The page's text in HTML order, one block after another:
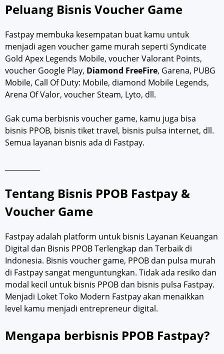
Peluang Bisnis Voucher Game
Fastpay membuka kesempatan buat kamu untuk
menjadi agen voucher game murah seperti Syndicate
Gold Apex Legends Mobile, voucher Valorant Points,
voucher Google Play, Diamond FreeFire, Garena, PUBG
Mobile, Call Of Duty: Mobile, diamond Mobile Legends,
Arena Of Valor, voucher Steam, Lyto, dll.
Gak cuma berbisnis voucher game, kamu juga bisa
bisnis PPOB, bisnis tiket travel, bisnis pulsa internet, dll.
Semua layanan bisnis ada di Fastpay.
Tentang Bisnis PPOB Fastpay &
Voucher Game
Fastpay adalah platform untuk bisnis Layanan Keuangan
Digital dan Bisnis PPOB Terlengkap dan Terbaik di
Indonesia. Bisnis voucher game, PPOB dan pulsa murah
di Fastpay sangat menguntungkan. Tidak ada resiko dan
modal kecil untuk bisnis PPOB dan bisnis pulsa Fastpay.
Menjadi Loket Toko Modern Fastpay akan menaikkan
level kamu menjadi entrepreneur digital.
Mengapa berbisnis PPOB Fastpay?